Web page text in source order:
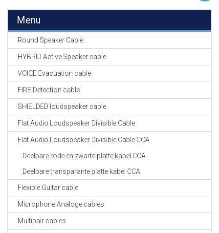
GEVLOCHTEN KOUS
KRIMP KOUS
KOPER KABEL
OCC OPTICAL
FIBER CABLE
GE-ASSEMBLEERDE
KOPER/FIBER
KABELS
TOEBEHOREN
Menu
Round Speaker Cable
HYBRID Active Speaker cable
VOICE Evacuation cable
FIRE Detection cable
SHIELDED loudspeaker cable
Flat Audio Loudspeaker Divisible Cable
Flat Audio Loudspeaker Divisible Cable CCA
Deelbare rode en zwarte platte kabel CCA
Deelbare transparante platte kabel CCA
Flexible Guitar cable
Microphone Analoge cables
Multipair cables